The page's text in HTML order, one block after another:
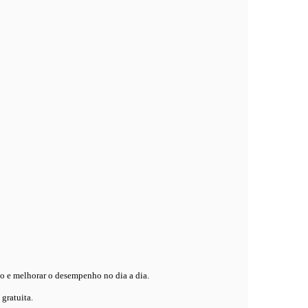
melhorar o desempenho no dia a dia.
gratuita.